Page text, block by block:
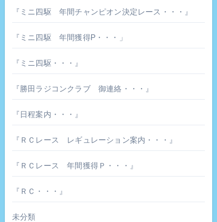
『ミニ四駆 年間チャンピオン決定レース・・・』
『ミニ四駆 年間獲得P・・・」
『ミニ四駆・・・』
『勝田ラジコンクラブ 御連絡・・・』
『日程案内・・・』
『ＲＣレース レギュレーション案内・・・』
『ＲＣレース 年間獲得Ｐ・・・』
『ＲＣ・・・』
未分類